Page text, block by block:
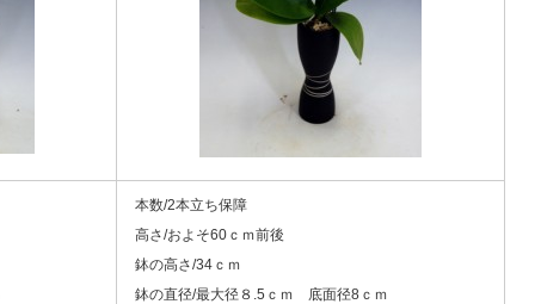
本数/2本立ち保障
高さ/およそ60ｃｍ前後
鉢の高さ/34ｃｍ
鉢の直径/最大径８.5ｃｍ 底面径8ｃｍ